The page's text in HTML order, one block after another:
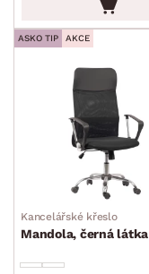
ASKO TIP AKCE
Kancelářské křeslo
Mandola, černá látka